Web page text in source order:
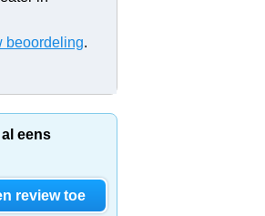
beoordeling.
eens
review toe